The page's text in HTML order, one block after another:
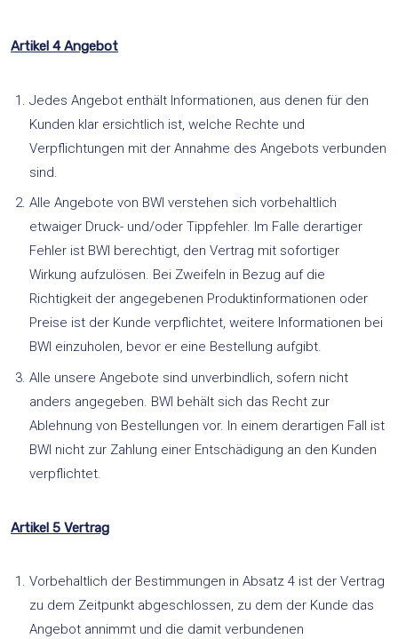
Artikel 4 Angebot
Jedes Angebot enthält Informationen, aus denen für den
Kunden klar ersichtlich ist, welche Rechte und
Verpflichtungen mit der Annahme des Angebots verbunden
sind.
Alle Angebote von BWI verstehen sich vorbehaltlich
etwaiger Druck- und/oder Tippfehler. Im Falle derartiger
Fehler ist BWI berechtigt, den Vertrag mit sofortiger
Wirkung aufzulösen. Bei Zweifeln in Bezug auf die
Richtigkeit der angegebenen Produktinformationen oder
Preise ist der Kunde verpflichtet, weitere Informationen bei
BWI einzuholen, bevor er eine Bestellung aufgibt.
Alle unsere Angebote sind unverbindlich, sofern nicht
anders angegeben. BWI behält sich das Recht zur
Ablehnung von Bestellungen vor. In einem derartigen Fall ist
BWI nicht zur Zahlung einer Entschädigung an den Kunden
verpflichtet.
Artikel 5 Vertrag
Vorbehaltlich der Bestimmungen in Absatz 4 ist der Vertrag
zu dem Zeitpunkt abgeschlossen, zu dem der Kunde das
Angebot annimmt und die damit verbundenen